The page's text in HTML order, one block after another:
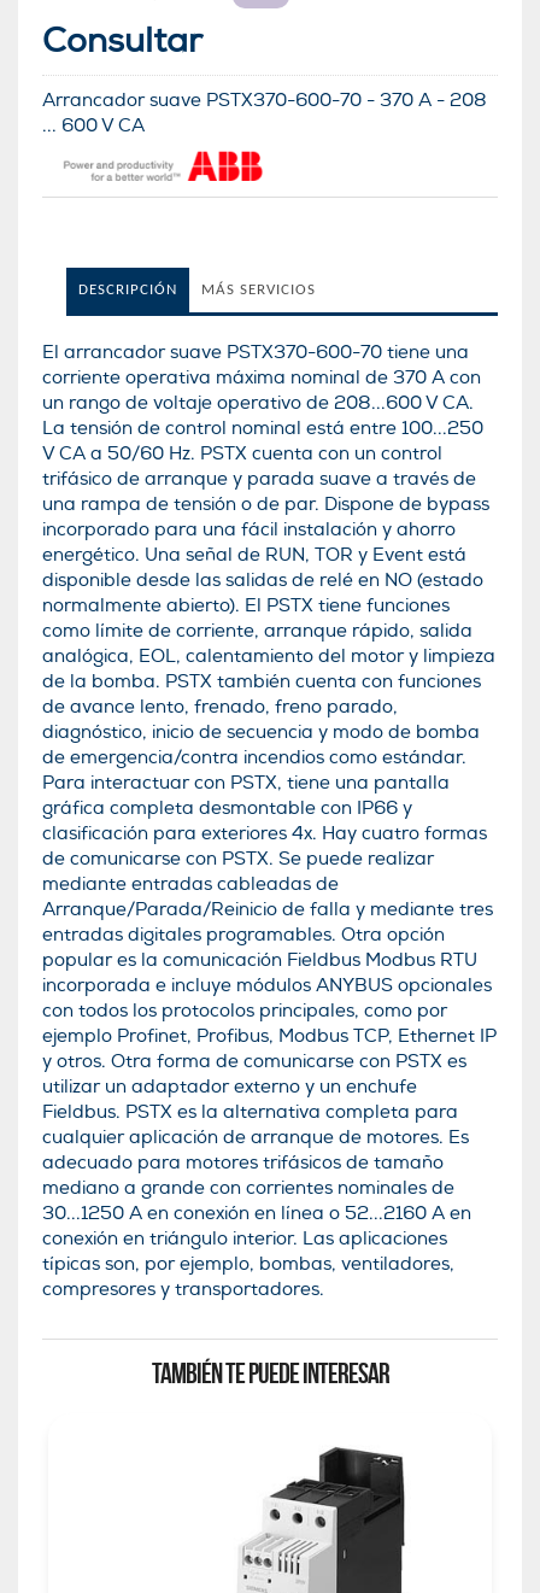
Consultar
Arrancador suave PSTX370-600-70 - 370 A - 208
... 600 V CA
DESCRIPCIÓN MÁS SERVICIOS
El arrancador suave PSTX370-600-70 tiene una
corriente operativa máxima nominal de 370 A con
un rango de voltaje operativo de 208...600 V CA.
La tensión de control nominal está entre 100...250
V CA a 50/60 Hz. PSTX cuenta con un control
trifásico de arranque y parada suave a través de
una rampa de tensión o de par. Dispone de bypass
incorporado para una fácil instalación y ahorro
energético. Una señal de RUN, TOR y Event está
disponible desde las salidas de relé en NO (estado
normalmente abierto). El PSTX tiene funciones
como límite de corriente, arranque rápido, salida
analógica, EOL, calentamiento del motor y limpieza
de la bomba. PSTX también cuenta con funciones
de avance lento, frenado, freno parado,
diagnóstico, inicio de secuencia y modo de bomba
de emergencia/contra incendios como estándar.
Para interactuar con PSTX, tiene una pantalla
gráfica completa desmontable con IP66 y
clasificación para exteriores 4x. Hay cuatro formas
de comunicarse con PSTX. Se puede realizar
mediante entradas cableadas de
Arranque/Parada/Reinicio de falla y mediante tres
entradas digitales programables. Otra opción
popular es la comunicación Fieldbus Modbus RTU
incorporada e incluye módulos ANYBUS opcionales
con todos los protocolos principales, como por
ejemplo Profinet, Profibus, Modbus TCP, Ethernet IP
y otros. Otra forma de comunicarse con PSTX es
utilizar un adaptador externo y un enchufe
Fieldbus. PSTX es la alternativa completa para
cualquier aplicación de arranque de motores. Es
adecuado para motores trifásicos de tamaño
mediano a grande con corrientes nominales de
30...1250 A en conexión en línea o 52...2160 A en
conexión en triángulo interior. Las aplicaciones
típicas son, por ejemplo, bombas, ventiladores,
compresores y transportadores.
TAMBIÉN TE PUEDE INTERESAR